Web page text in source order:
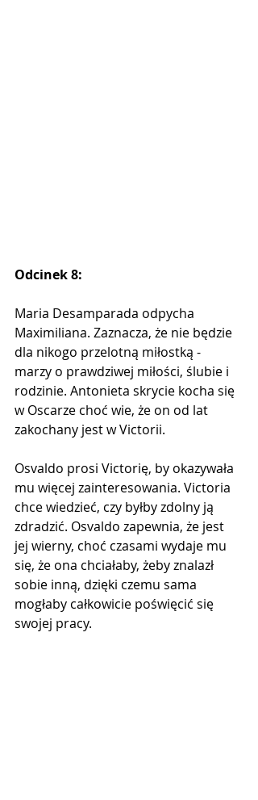
Odcinek 8:
Maria Desamparada odpycha
Maximiliana. Zaznacza, że nie będzie
dla nikogo przelotną miłostką -
marzy o prawdziwej miłości, ślubie i
rodzinie. Antonieta skrycie kocha się
w Oscarze choć wie, że on od lat
zakochany jest w Victorii.
Osvaldo prosi Victorię, by okazywała
mu więcej zainteresowania. Victoria
chce wiedzieć, czy byłby zdolny ją
zdradzić. Osvaldo zapewnia, że jest
jej wierny, choć czasami wydaje mu
się, że ona chciałaby, żeby znalazł
sobie inną, dzięki czemu sama
mogłaby całkowicie poświęcić się
swojej pracy.